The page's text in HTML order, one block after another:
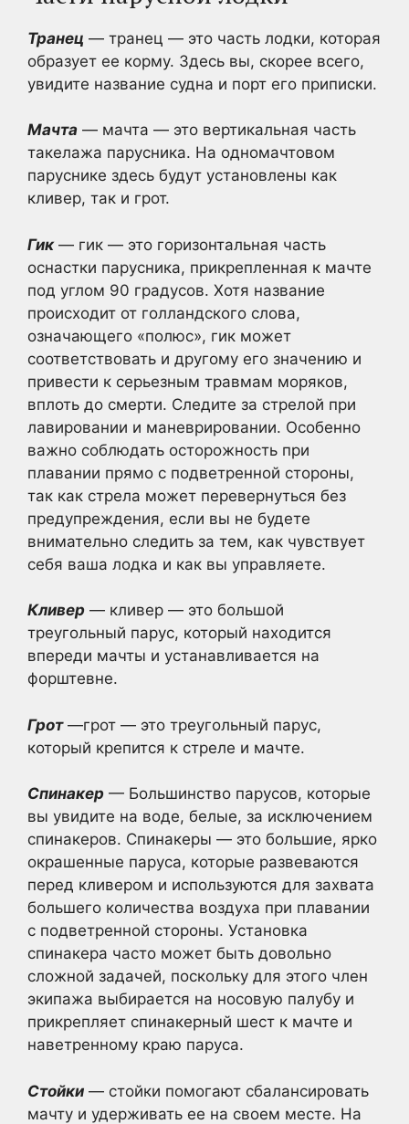
Транец — транец — это часть лодки, которая
образует ее корму. Здесь вы, скорее всего,
увидите название судна и порт его приписки.
Мачта — мачта — это вертикальная часть
такелажа парусника. На одномачтовом
паруснике здесь будут установлены как
кливер, так и грот.
Гик— гик — это горизонтальная часть
оснастки парусника, прикрепленная к мачте
под углом 90 градусов. Хотя название
происходит от голландского слова,
означающего «полюс», гик может
соответствовать и другому его значению и
привести к серьезным травмам моряков,
вплоть до смерти. Следите за стрелой при
лавировании и маневрировании. Особенно
важно соблюдать осторожность при
плавании прямо с подветренной стороны,
так как стрела может перевернуться без
предупреждения, если вы не будете
внимательно следить за тем, как чувствует
себя ваша лодка и как вы управляете.
Кливер — кливер — это большой
треугольный парус, который находится
впереди мачты и устанавливается на
форштевне.
Грот—грот — это треугольный парус,
который крепится к стреле и мачте.
Спинакер — Большинство парусов, которые
вы увидите на воде, белые, за исключением
спинакеров. Спинакеры — это большие, ярко
окрашенные паруса, которые развеваются
перед кливером и используются для захвата
большего количества воздуха при плавании
с подветренной стороны. Установка
спинакера часто может быть довольно
сложной задачей, поскольку для этого член
экипажа выбирается на носовую палубу и
прикрепляет спинакерный шест к мачте и
наветренному краю паруса.
Стойки — стойки помогают сбалансировать
мачту и удерживать ее на своем месте. На